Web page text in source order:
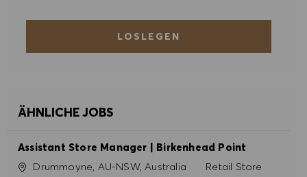
LOSLEGEN
ÄHNLICHE JOBS
Assistant Store Manager | Birkenhead Point
Ort Drummoyne, AU-NSW, Australia Kategorie
Retail Store